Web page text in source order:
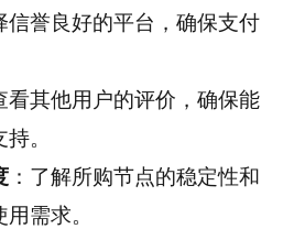
信誉良好的平台，确保支付
看其他用户的评价，确保能
。
：了解所购节点的稳定性和
需求。